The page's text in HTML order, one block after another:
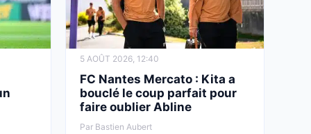
5 AOÛT 2026, 12:40
FC Nantes Mercato : Kita a
bouclé le coup parfait pour
faire oublier Abline
Par Bastien Aubert